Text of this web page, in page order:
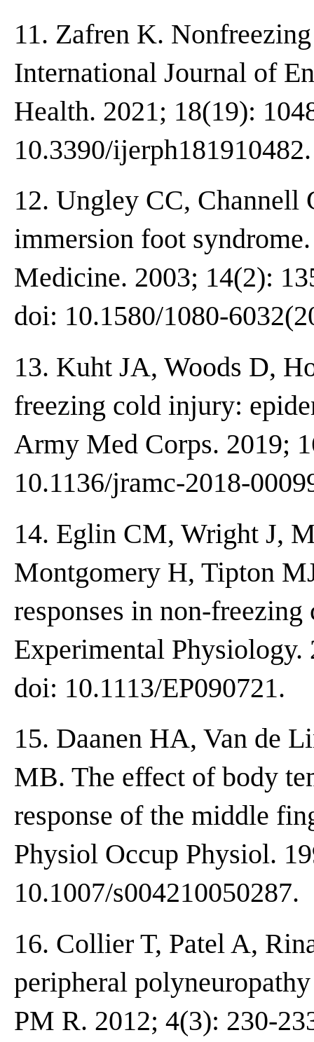
11. Zafren K.
International Journal of
Health. 2021; 18(19):
10.3390/ijerph181910482.
12. Ungley CC, Channell
immersion foot
Medicine. 2003; 14(2):
doi: 10.1580/1080-
13. Kuht JA, Woods D,
freezing cold injury:
Army Med Corps. 2019;
10.1136/jramc-2018-
14. Eglin CM, Wright J,
Montgomery H, Tipton
responses in non-
Experimental
doi: 10.1113/EP090721.
15. Daanen HA, Van de
MB. The effect of body
response of the middle
Physiol Occup Physiol.
10.1007/s004210050287.
16. Collier T, Patel A,
peripheral
PM R. 2012; 4(3): 230-